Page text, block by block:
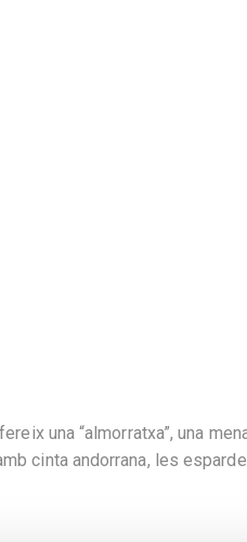
una “almorratxa”, una
cinta andorrana, les